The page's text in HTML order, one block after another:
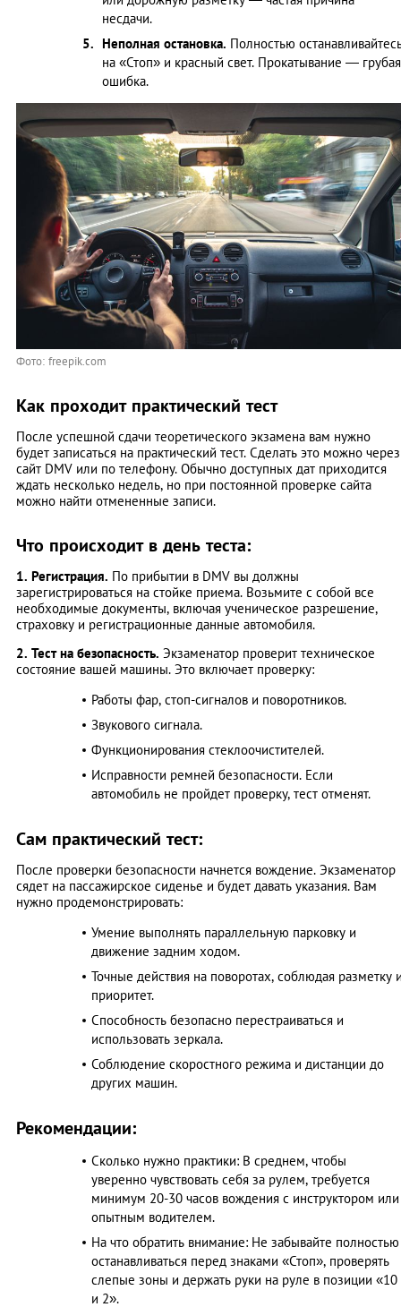
несдачи.
Неполная остановка. Полностью
на «Стоп» и красный свет. Прокатывание — грубая
ошибка.
Фото: freepik.com
Как проходит практический тест
После успешной сдачи теоретического экзамена вам нужно
будет записаться на практический тест. Сделать это можно через
сайт DMV или по телефону. Обычно доступных дат приходится
ждать несколько недель, но при постоянной проверке сайта
можно найти отмененные записи.
Что происходит в день теста:
1. Регистрация. По прибытии в DMV вы должны
зарегистрироваться на стойке приема. Возьмите с собой все
необходимые документы, включая ученическое разрешение,
страховку и регистрационные данные автомобиля.
2. Тест на безопасность. Экзаменатор проверит техническое
состояние вашей машины. Это включает проверку:
Работы фар, стоп-сигналов и поворотников.
Звукового сигнала.
Функционирования стеклоочистителей.
Исправности ремней безопасности. Если
автомобиль не пройдет проверку, тест отменят.
Сам практический тест:
После проверки безопасности начнется вождение. Экзаменатор
сядет на пассажирское сиденье и будет давать указания. Вам
нужно продемонстрировать:
Умение выполнять параллельную парковку и
движение задним ходом.
Точные действия на поворотах, соблюдая разметку
приоритет.
Способность безопасно перестраиваться и
использовать зеркала.
Соблюдение скоростного режима и дистанции до
других машин.
Рекомендации:
Сколько нужно практики: В среднем, чтобы
уверенно чувствовать себя за рулем, требуется
минимум 20-30 часов вождения с инструктором или
опытным водителем.
На что обратить внимание: Не забывайте полностью
останавливаться перед знаками «Стоп», проверять
слепые зоны и держать руки на руле в позиции «10
и 2».